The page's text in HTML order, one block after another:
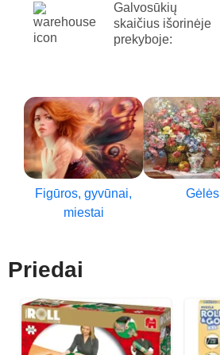
Galvosūkių
skaičius išorinėje
prekyboje:
Figūros, gyvūnai,
miestai
Gėlės
Priedai